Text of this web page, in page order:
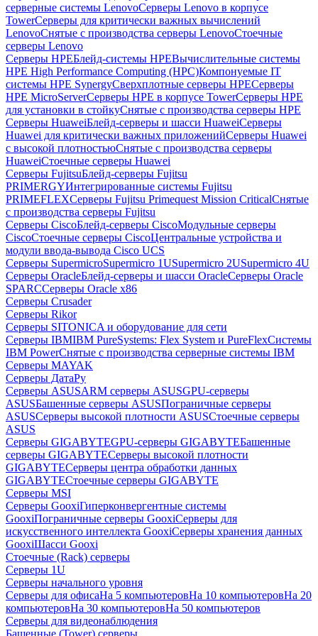
серверные системы LenovoСерверы Lenovo в корпусе
TowerСерверы для критически важных вычислений
LenovoСнятые с производства серверы LenovoСтоечные
серверы Lenovo
Серверы HPEБлейд-системы HPEВычислительные системы
HPE High Performance Computing (HPC)Компонуемые IT
системы HPE SynergyСверхплотные серверы HPEСерверы
HPE MicroServerСерверы HPE в корпусе TowerСерверы HPE
для установки в стойкуСнятые с производства серверы HPE
Серверы HuaweiБлейд-серверы и шасси HuaweiСерверы
Huawei для критически важных приложенийСерверы Huawei
с высокой плотностьюСнятые с производства серверы
HuaweiСтоечные серверы Huawei
Серверы FujitsuБлейд-серверы Fujitsu
PRIMERGYИнтегрированные системы Fujitsu
PRIMEFLEXСерверы Fujitsu Primequest Mission CriticalСнятые
с производства серверы Fujitsu
Серверы CiscoБлейд-серверы CiscoМодульные серверы
CiscoСтоечные серверы CiscoЦентральные устройства и
модули ввода-вывода Cisco UCS
Серверы SupermicroSupermicro 1USupermicro 2USupermicro 4U
Серверы OracleБлейд-серверы и шасси OracleСерверы Oracle
SPARCСерверы Oracle x86
Серверы Crusader
Серверы Rikor
Серверы SITONICA и оборудование для сети
Серверы IBMIBM PureSystems: Flex System и PureFlexСистемы
IBM PowerСнятые с производства серверные системы IBM
Серверы MAYAK
Серверы ДатаРу
Серверы ASUSARM серверы ASUSGPU-серверы
ASUSБашенные серверы ASUSПограничные серверы
ASUSСерверы высокой плотности ASUSСтоечные серверы
ASUS
Серверы GIGABYTEGPU-серверы GIGABYTEБашенные
серверы GIGABYTEСерверы высокой плотности
GIGABYTEСерверы центра обработки данных
GIGABYTEСтоечные серверы GIGABYTE
Серверы MSI
Серверы GooxiГиперконвергентные системы
GooxiПограничные серверы GooxiСерверы для
искусственного интеллекта GooxiСерверы хранения данных
GooxiШасси Gooxi
Стоечные (Rack) серверы
Серверы 1U
Серверы начального уровня
Серверы для офисаНа 5 компьютеровНа 10 компьютеровНа 20
компьютеровНа 30 компьютеровНа 50 компьютеров
Серверы для видеонаблюдения
Башенные (Tower) серверы